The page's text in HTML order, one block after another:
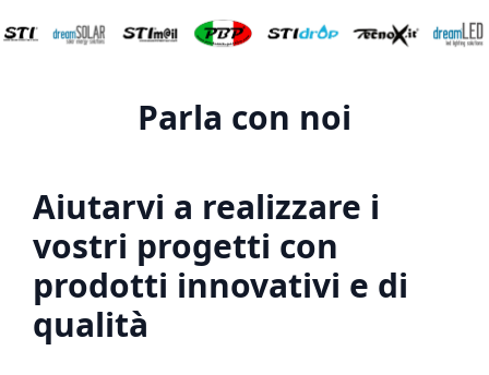
Parla con noi
Aiutarvi a realizzare i
vostri progetti con
prodotti innovativi e di
qualità